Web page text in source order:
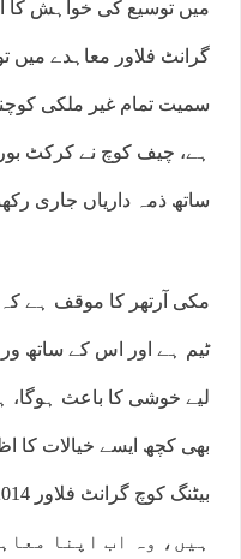
میں توسیع کی خواہش کا
گرانٹ فلاور معاہدے میں
سمیت تمام غیر ملکی
ہے، چیف کوچ نے کرکٹ
ساتھ ذمہ داریاں جاری
مکی آرتھر کا موقف ہے کہ
ٹیم ہے اور اس کے ساتھ
لیے خوشی کا باعث ہوگا،
بھی کچھ ایسے خیالات
ہیں، وہ اب اپنا